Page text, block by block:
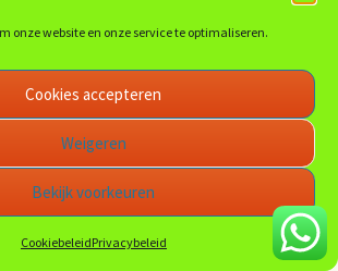
onze website en onze service te optimaliseren.
Cookies accepteren
Weigeren
Bekijk voorkeuren
CookiebeleidPrivacybeleid